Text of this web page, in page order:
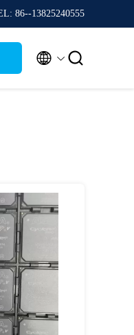
86--13825240555
 